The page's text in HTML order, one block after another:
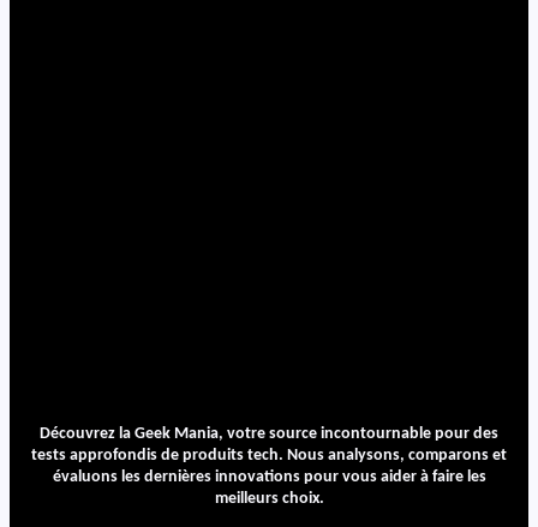
Découvrez la Geek Mania, votre source incontournable pour des
tests approfondis de produits tech. Nous analysons, comparons et
évaluons les dernières innovations pour vous aider à faire les
meilleurs choix.